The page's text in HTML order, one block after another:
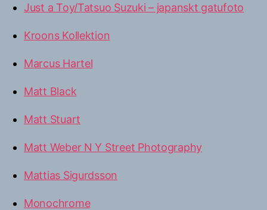
Just a Toy/Tatsuo Suzuki – japanskt gatufoto
Kroons Kollektion
Marcus Hartel
Matt Black
Matt Stuart
Matt Weber N Y Street Photography
Mattias Sigurdsson
Monochrome